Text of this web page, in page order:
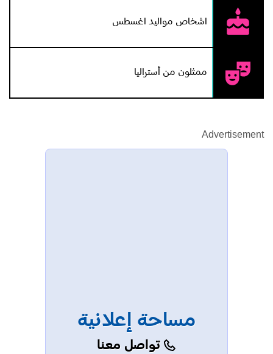
اشخاص مواليد اغسطس
ممثلون من أستراليا
Advertisement
مساحة إعلانية
تواصل معنا